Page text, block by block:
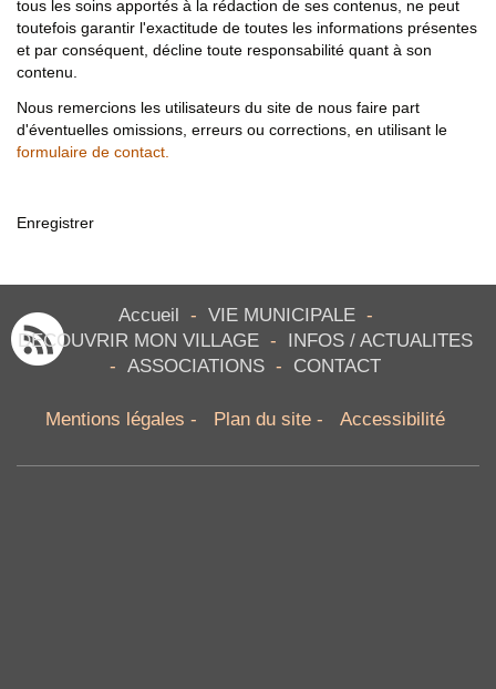
tous les soins apportés à la rédaction de ses contenus, ne peut
toutefois garantir l'exactitude de toutes les informations présentes
et par conséquent, décline toute responsabilité quant à son
contenu.
Nous remercions les utilisateurs du site de nous faire part
d'éventuelles omissions, erreurs ou corrections, en utilisant le
formulaire de contact.
Enregistrer
Accueil - VIE MUNICIPALE -
DECOUVRIR MON VILLAGE -
INFOS / ACTUALITES
- ASSOCIATIONS - CONTACT
Mentions légales - Plan du site - Accessibilité